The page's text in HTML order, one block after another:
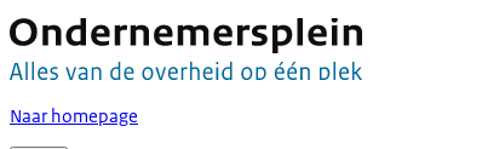
Naar homepage